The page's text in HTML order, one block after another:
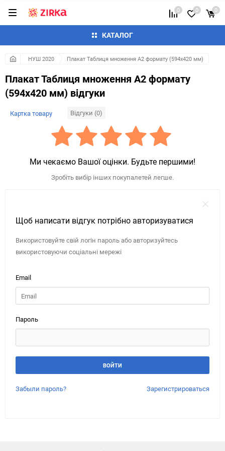
КАТАЛОГ
0 0 0
НУШ 2020 Плакат Таблиця множення А2 формату (594х420 мм)
Плакат Таблиця множення А2 формату
(594х420 мм) відгуки
Картка товару Відгуки (0)
Ми чекаємо Вашої оцінки. Будьте першими!
Зробіть вибір інших покупалетей легше.
Щоб написати відгук потрібно авторизуватися
Використовуйте свій логін пароль або авторизуйтесь
використовуючи соціальні мережі
Email
Пароль
Забыли пароль? Зарегистрироваться